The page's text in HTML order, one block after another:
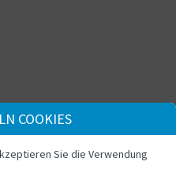
COOKIES
Sie die Verwendung